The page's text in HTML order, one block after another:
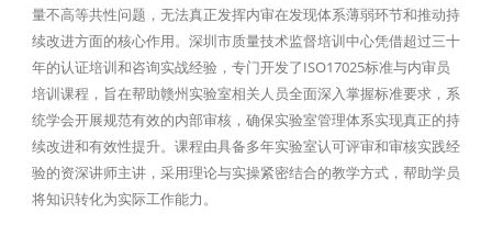
量不高等共性问题，无法真正发挥内审在发现体系薄弱环节和推动持
续改进方面的核心作用。深圳市质量技术监督培训中心凭借超过三十
年的认证培训和咨询实战经验，专门开发了ISO17025标准与内审员
培训课程，旨在帮助赣州实验室相关人员全面深入掌握标准要求，系
统学会开展规范有效的内部审核，确保实验室管理体系实现真正的持
续改进和有效性提升。课程由具备多年实验室认可评审和审核实践经
验的资深讲师主讲，采用理论与实操紧密结合的教学方式，帮助学员
将知识转化为实际工作能力。